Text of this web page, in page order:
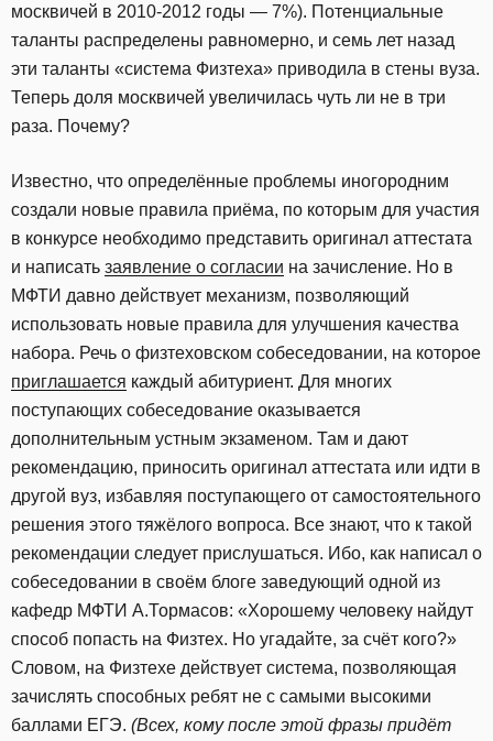
москвичей в 2010-2012 годы — 7%). Потенциальные
таланты распределены равномерно, и семь лет назад
эти таланты «система Физтеха» приводила в стены вуза.
Теперь доля москвичей увеличилась чуть ли не в три
раза. Почему?
Известно, что определённые проблемы иногородним
создали новые правила приёма, по которым для участия
в конкурсе необходимо представить оригинал аттестата
и написать заявление о согласии на зачисление. Но в
МФТИ давно действует механизм, позволяющий
использовать новые правила для улучшения качества
набора. Речь о физтеховском собеседовании, на которое
приглашается каждый абитуриент. Для многих
поступающих собеседование оказывается
дополнительным устным экзаменом. Там и дают
рекомендацию, приносить оригинал аттестата или идти в
другой вуз, избавляя поступающего от самостоятельного
решения этого тяжёлого вопроса. Все знают, что к такой
рекомендации следует прислушаться. Ибо, как написал о
собеседовании в своём блоге заведующий одной из
кафедр МФТИ А.Тормасов: «Хорошему человеку найдут
способ попасть на Физтех. Но угадайте, за счёт кого?»
Словом, на Физтехе действует система, позволяющая
зачислять способных ребят не с самыми высокими
баллами ЕГЭ. (Всех, кому после этой фразы придёт